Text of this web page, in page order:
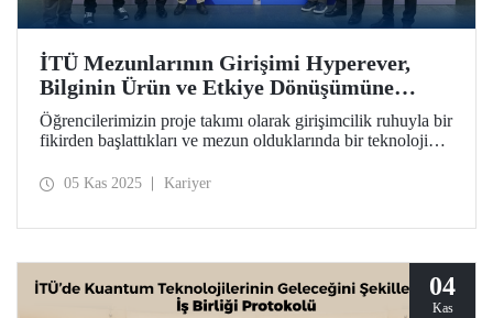
İTÜ Mezunlarının Girişimi Hyperever,
Bilginin Ürün ve Etkiye Dönüşümüne
Örnek Oldu
Öğrencilerimizin proje takımı olarak girişimcilik ruhuyla bir
fikirden başlattıkları ve mezun olduklarında bir teknoloji
yatırım desteği aldı.
05 Kas 2025 Kariyer
04
Kas